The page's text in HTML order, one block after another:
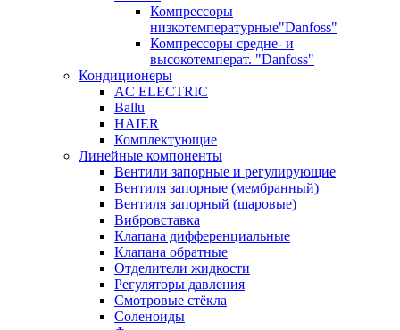
Компрессоры
низкотемпературные"Danfoss"
Компрессоры средне- и
высокотемперат. "Danfoss"
Кондиционеры
AC ELECTRIC
Ballu
HAIER
Комплектующие
Линейные компоненты
Вентили запорные и регулирующие
Вентиля запорные (мембранный)
Вентиля запорный (шаровые)
Вибровставка
Клапана дифференциальные
Клапана обратные
Отделители жидкости
Регуляторы давления
Смотровые стёкла
Соленоиды